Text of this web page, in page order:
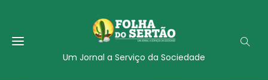
Um Jornal a Serviço da Sociedade